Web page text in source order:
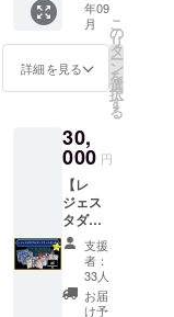
序良俗
に反す
るも
の、
フィッ
シング
等運営
が不適
切と判
断した
ものは
変更の
お願い
をする
ことが
ありま
す
お願い
をする
ことが
す
いたし
ます ※
プラ
ン、ま
を複数
ご支援
いただ
いた場
合も掲
載させ
て頂く
お名前
は1つと
させて
法：文
字の
ゴ／バ
ナーの
支援
時、必
ず備考
欄に希
望され
るお名
前をご
記入く
ださい
※上位掲
にカー
ドがラ
ンダム
で6枚
品の特
性上、
同じ
カード
が続け
て出た
り、全
部が揃
いにく
い場合
して掲
載(文字
情報の
み) ※配
内のみ
です。
■ブース
ター
パック
第1弾
BOX製
品仕様
1BOX3
0パック
入り 1
1BOX
・プレ
イマッ
ト×1
点
555×30
5R ・
カード
スリー
ブ
①【Leg
end of
Stars】
×1点
55枚入
り ・
カード
年09
月
詳細を見る
こ
の
リ
タ
ー
ン
を
選
択
す
る
30,
000 円
【レ
ジェス
タダブ
ルコン
プリー
トセッ
ト】 ・
ブース
支援
者：
33人
お届
け予